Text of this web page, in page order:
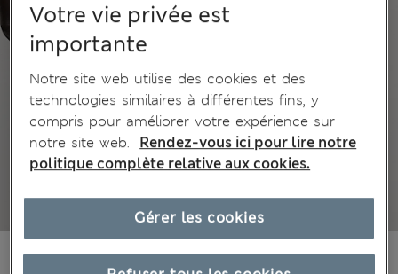
€21,00 Tous les prix incluent les taxes et les frais de douanes
Votre vie privée est
importante
Notre site web utilise des cookies et des
technologies similaires à différentes fins, y
compris pour améliorer votre expérience sur
notre site web.
Rendez-vous ici pour lire notre
politique complète relative aux cookies.
Gérer les cookies